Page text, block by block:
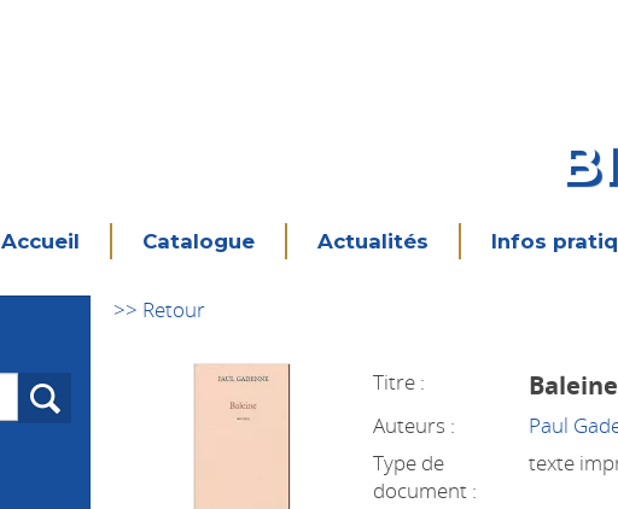
Accueil Catalogue Actualités Infos
>> Retour
Titre :
Auteurs : Paul
Type de
document :
texte
Recherche